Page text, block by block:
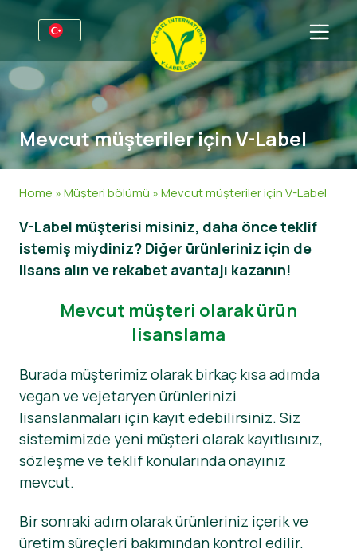
Firmalar için
Üreticiler için bilgiler
V-Label Webinars
Resources
Sektörler
Genel Bilgi
Gıda Dışında
SSS
Sertifikalı Ürünler
Hakkımızda
İletişime geçin
Kötüye kullanımları bildirin
Haberler
Basın Materyalleri
Mevcut müşteriler için V-Label
Home »Müşteri bölümü »Mevcut müşteriler için V-Label
V-Label müşterisi misiniz, daha önce teklif
istemiş miydiniz? Diğer ürünleriniz için de
lisans alın ve rekabet avantajı kazanın!
Mevcut müşteri olarak ürün
lisanslama
Burada müşterimiz olarak birkaç kısa adımda
vegan ve vejetaryen ürünlerinizi
lisanslanmaları için kayıt edebilirsiniz. Siz
sistemimizde yeni müşteri olarak kayıtlısınız,
sözleşme ve teklif konularında onayınız
mevcut.
Bir sonraki adım olarak ürünleriniz içerik ve
üretim süreçleri bakımından kontrol edilir.